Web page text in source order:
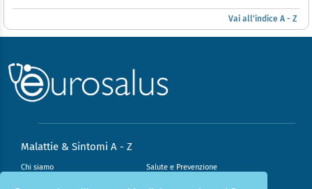
Vai all'indice A - Z
Malattie & Sintomi A - Z
Chi siamo Salute e Prevenzione